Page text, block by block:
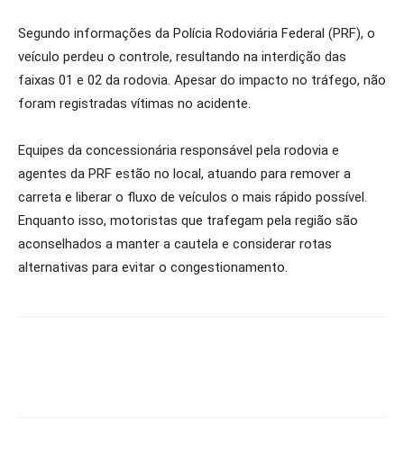
Segundo informações da Polícia Rodoviária Federal (PRF), o
veículo perdeu o controle, resultando na interdição das
faixas 01 e 02 da rodovia. Apesar do impacto no tráfego, não
foram registradas vítimas no acidente.
Equipes da concessionária responsável pela rodovia e
agentes da PRF estão no local, atuando para remover a
carreta e liberar o fluxo de veículos o mais rápido possível.
Enquanto isso, motoristas que trafegam pela região são
aconselhados a manter a cautela e considerar rotas
alternativas para evitar o congestionamento.